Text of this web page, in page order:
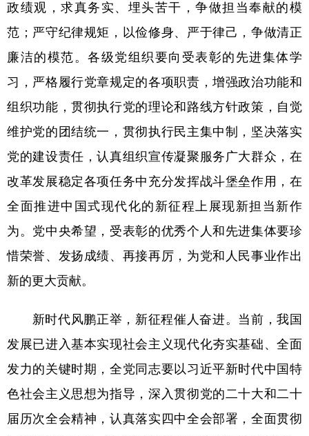
政绩观，求真务实、埋头苦干，争做担当奉献的模
范；严守纪律规矩，以俭修身、严于律己，争做清正
廉洁的模范。各级党组织要向受表彰的先进集体学
习，严格履行党章规定的各项职责，增强政治功能和
组织功能，贯彻执行党的理论和路线方针政策，自觉
维护党的团结统一，贯彻执行民主集中制，坚决落实
党的建设责任，认真组织宣传凝聚服务广大群众，在
改革发展稳定各项任务中充分发挥战斗堡垒作用，在
全面推进中国式现代化的新征程上展现新担当新作
为。党中央希望，受表彰的优秀个人和先进集体要珍
惜荣誉、发扬成绩、再接再厉，为党和人民事业作出
新的更大贡献。
新时代风鹏正举，新征程催人奋进。当前，我国
发展已进入基本实现社会主义现代化夯实基础、全面
发力的关键时期，全党同志要以习近平新时代中国特
色社会主义思想为指导，深入贯彻党的二十大和二十
届历次全会精神，认真落实四中全会部署，全面贯彻